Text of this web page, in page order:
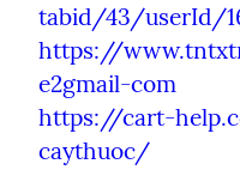
tabid/43/userId/
https://
e2gmail-com
https://cart-
caythuoc/